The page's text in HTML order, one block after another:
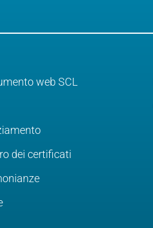
web SCL
dei certificati